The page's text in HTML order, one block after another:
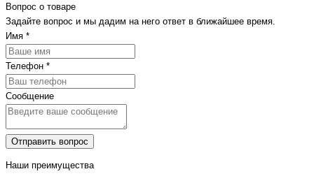
Вопрос о товаре
Задайте вопрос и мы дадим на него ответ в ближайшее время.
Имя *
Телефон *
Сообщение
Отправить вопрос
Наши преимущества